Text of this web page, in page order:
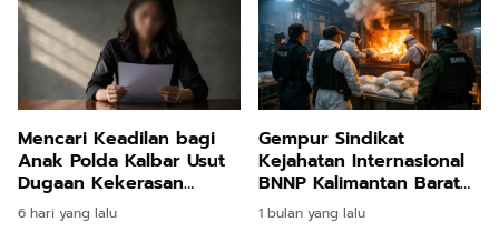
Mencari Keadilan bagi
Anak Polda Kalbar Usut
Dugaan Kekerasan
Seksual di Pontianak
6 hari yang lalu
Gempur Sindikat
Kejahatan Internasional
BNNP Kalimantan Barat
Bumi Hanguskan Puluhan
Kilogram Sabu
1 bulan yang lalu